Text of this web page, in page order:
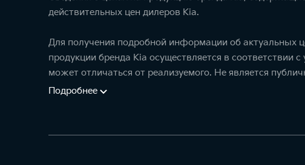
действительных цен дилеров Kia.
Для получения подробной информации об актуальных
продукции бренда Kia осуществляется в
может отличаться от реализуемого. Не является
Подробнее